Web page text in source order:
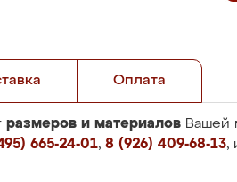
Оплата
размеров и материалов Вашей
665-24-01, 8 (926) 409-68-13,